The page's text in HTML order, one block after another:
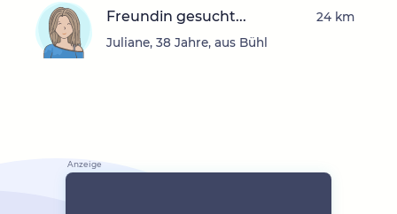
Freundin gesucht...
Juliane, 38 Jahre, aus Bühl
24 km